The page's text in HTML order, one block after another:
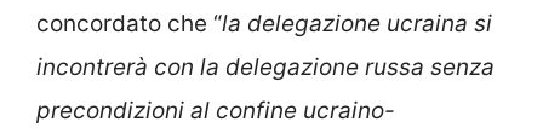
concordato che “la delegazione ucraina si
incontrerà con la delegazione russa senza
precondizioni al confine ucraino-